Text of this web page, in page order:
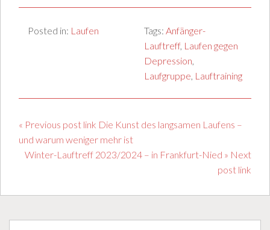
Posted in: Laufen Tags: Anfänger-
Lauftreff, Laufen gegen
Depression,
Laufgruppe, Lauftraining
« Previous post link Die Kunst des langsamen Laufens –
und warum weniger mehr ist
Winter-Lauftreff 2023/2024 – in Frankfurt-Nied » Next
post link